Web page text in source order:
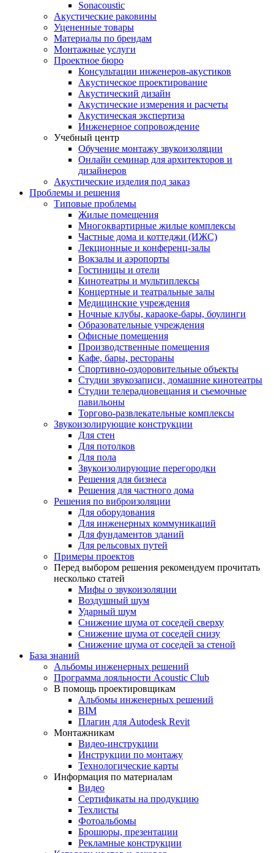
Sonacoustic
Акустические раковины
Уцененные товары
Материалы по брендам
Монтажные услуги
Проектное бюро
Консультации инженеров-акустиков
Акустическое проектирование
Акустический дизайн
Акустические измерения и расчеты
Акустическая экспертиза
Инженерное сопровождение
Учебный центр
Обучение монтажу звукоизоляции
Онлайн семинар для архитекторов и
дизайнеров
Акустические изделия под заказ
Проблемы и решения
Типовые проблемы
Жилые помещения
Многоквартирные жилые комплексы
Частные дома и коттеджи (ИЖС)
Лекционные и конференц-залы
Вокзалы и аэропорты
Гостиницы и отели
Кинотеатры и мультиплексы
Концертные и театральные залы
Медицинские учреждения
Ночные клубы, караоке-бары, боулинги
Образовательные учреждения
Офисные помещения
Производственные помещения
Кафе, бары, рестораны
Спортивно-оздоровительные объекты
Студии звукозаписи, домашние кинотеатры
Студии телерадиовещания и съемочные
павильоны
Торгово-развлекательные комплексы
Звукоизолирующие конструкции
Для стен
Для потолков
Для пола
Звукоизолирующие перегородки
Решения для бизнеса
Решения для частного дома
Решения по виброизоляции
Для оборудования
Для инженерных коммуникаций
Для фундаментов зданий
Для рельсовых путей
Примеры проектов
Перед выбором решения рекомендуем прочитать
несколько статей
Мифы о звукоизоляции
Воздушный шум
Ударный шум
Снижение шума от соседей сверху
Снижение шума от соседей снизу
Снижение шума от соседей за стеной
База знаний
Альбомы инженерных решений
Программа лояльности Acoustic Club
В помощь проектировщикам
Альбомы инженерных решений
BIM
Плагин для Autodesk Revit
Монтажникам
Видео-инструкции
Инструкции по монтажу
Технологические карты
Информация по материалам
Видео
Сертификаты на продукцию
Техлисты
Фотоальбомы
Брошюры, презентации
Рекламные конструкции